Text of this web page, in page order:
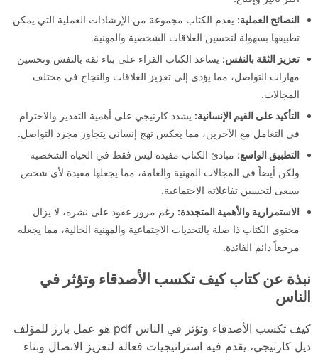
النصائح العملية: يقدم الكتاب مجموعة من الإرشادات العملية التي يمكن
تطبيقها بسهولة لتحسين العلاقات الشخصية والمهنية.
تعزيز الثقة بالنفس: يساعد الكتاب القراء على بناء ثقة بالنفس وتحسين
مهارات التواصل، مما يؤدي إلى تعزيز العلاقات والنجاح في مختلف
المجالات.
التأكيد على القيم الإنسانية: يشدد كارنيجي على أهمية التقدير والاحترام
في التعامل مع الآخرين، مما يعكس نهج إنساني يتجاوز مجرد التواصل.
التطبيق الواسع: مبادئ الكتاب مفيدة ليس فقط في الحياة الشخصية
ولكن أيضاً في المجالات المهنية والعامة، مما يجعلها مفيدة لأي شخص
يسعى لتحسين تفاعلاته الاجتماعية.
الاستمرارية والأهمية المتجددة: رغم مرور عقود على نشره، لا يزال
محتوى الكتاب ذا صلة بالتحديات الاجتماعية والمهنية الحالية، مما يجعله
مرجعاً دائم الفائدة.
نبذة عن كتاب كيف تكسب الأصدقاء وتؤثر في
الناس
كيف تكسب الأصدقاء وتؤثر في الناس pdf هو عمل بارز للمؤلف
ديل كارنيجي، يقدم فيه استراتيجيات فعالة لتعزيز الاتصال وبناء